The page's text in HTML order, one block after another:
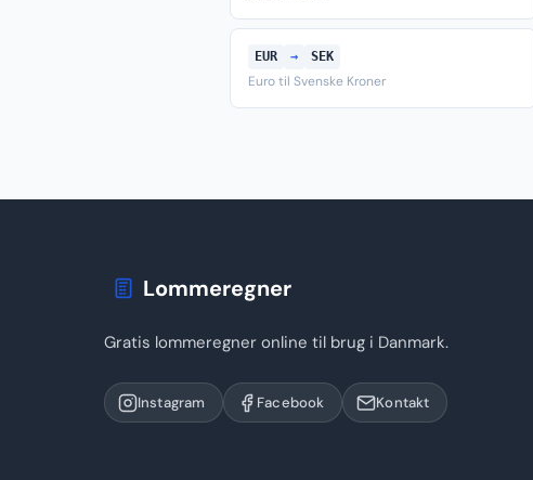
EUR → SEK
Euro til Svenske Kroner
Lommeregner
Gratis lommeregner online til brug i Danmark.
Instagram Facebook Kontakt